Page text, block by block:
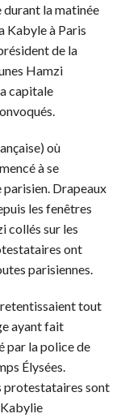
durant la matinée
Kabyle à Paris
de la
Hamzi
capitale
où
à se
Drapeaux
les fenêtres
collés sur les
ont
parisiennes.
retentissaient tout
ayant fait
par la police de
Élysées.
protestataires sont